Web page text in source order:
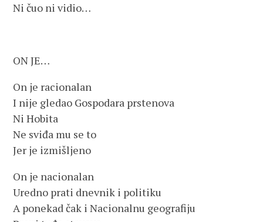
Ni čuo ni vidio…
ON JE…
On je racionalan
I nije gledao Gospodara prstenova
Ni Hobita
Ne sviđa mu se to
Jer je izmišljeno
On je nacionalan
Uredno prati dnevnik i politiku
A ponekad čak i Nacionalnu geografiju